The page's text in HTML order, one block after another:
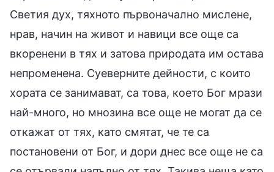
Светия дух, тяхното първоначално мислене,
нрав, начин на живот и навици все още са
вкоренени в тях и затова природата им остава
непроменена. Суеверните дейности, с които
хората се занимават, са това, което Бог мрази
най-много, но мнозина все още не могат да се
откажат от тях, като смятат, че те са
постановени от Бог, и дори днес все още не са